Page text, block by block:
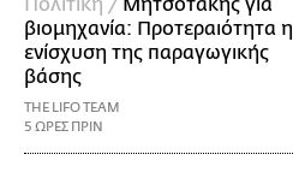
Πολιτική / Μητσοτάκης για
βιομηχανία: Προτεραιότητα η
ενίσχυση της παραγωγικής
βάσης
THE LIFO TEAM
5 ΩΡΕΣ ΠΡΙΝ